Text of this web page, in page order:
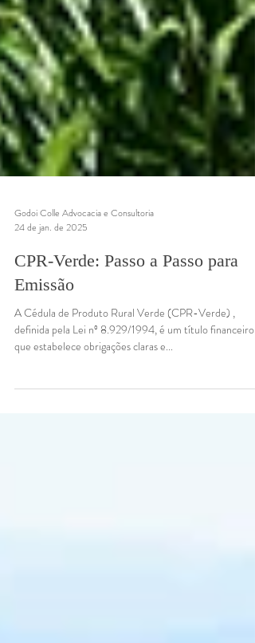
Godoi Colle Advocacia e Consultoria
24 de jan. de 2025
CPR-Verde: Passo a Passo para
Emissão
definida pela Lei nº 8.929/1994, é um título financeiro